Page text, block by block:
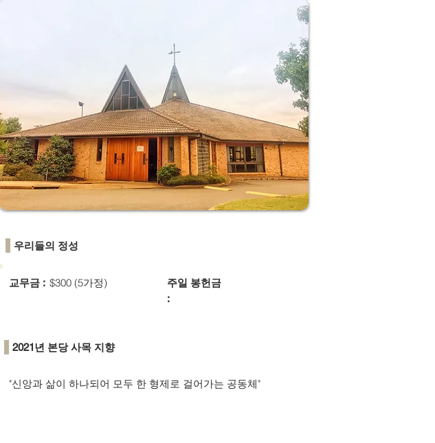
우리들의 정성
교무금 : $300 (5가정)
주일 봉헌금
:
2021년 본당 사목 지향
"신앙과 삶이 하나되어 모두 한 형제로 걸어가는 공동체"